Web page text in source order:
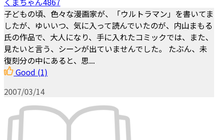
子どもの頃、色々な漫画家が、「ウルトラマン」を書いてま
したが、ゆいいつ、気に入って読んでいたのが、内山まもる
氏の作品で、大人になり、手に入れたコミックでは、また、
見たいと言う、シーンが出ていませんでした。 たぶん、未
復刻分の中にあると、思...
Good (1)
2007/03/14